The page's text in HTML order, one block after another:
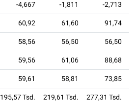
-4,667 -1,811 -2,713
60,92 61,60 91,74
58,56 56,50 56,50
59,56 61,06 88,68
59,61 58,81 73,85
195,57 Tsd. 219,61 Tsd. 277,31 Tsd.